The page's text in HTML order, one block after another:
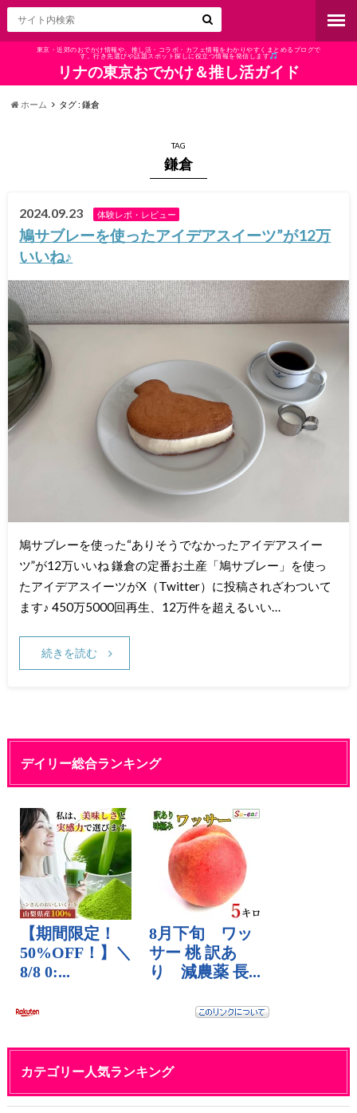
東京・近郊のおでかけ情報や、推し活・コラボ・カフェ情報をわかりやすくまとめるブログで
す。行き先選びや話題スポット探しに役立つ情報を発信します
リナの東京おでかけ＆推し活ガイド
ホーム タグ : 鎌倉
TAG
鎌倉
2024.09.23 体験レポ・レビュー
鳩サブレーを使ったアイデアスイーツ”が12万
いいね♪
鳩サブレーを使った“ありそうでなかったアイデアスイー
ツ”が12万いいね 鎌倉の定番お土産「鳩サブレー」を使っ
たアイデアスイーツがX（Twitter）に投稿されざわついて
ます♪ 450万5000回再生、12万件を超えるいい…
続きを読む
デイリー総合ランキング
カテゴリー人気ランキング